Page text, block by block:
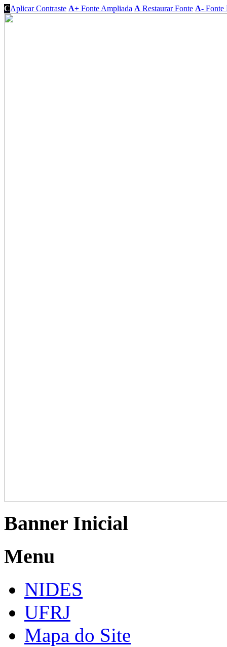
CAplicar Contraste A+ Fonte Ampliada A Restaurar Fonte A- Fonte
Banner Inicial
Menu
NIDES
UFRJ
Mapa do Site